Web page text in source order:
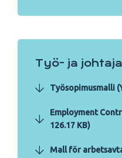
Työ- ja
Työsopimusmalli
Employment
126.17 KB)
Mall för